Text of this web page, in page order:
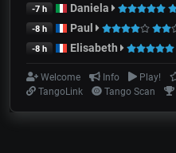
-7 h Daniela
-8 h Paul
-8 h Elisabeth
Welcome Info Play!
TangoLink
Tango Scan